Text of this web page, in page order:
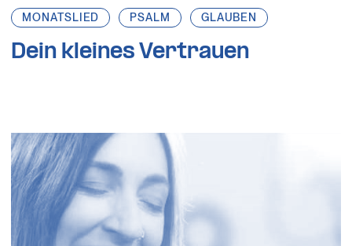
MONATSLIED PSALM GLAUBEN
Dein kleines Vertrauen